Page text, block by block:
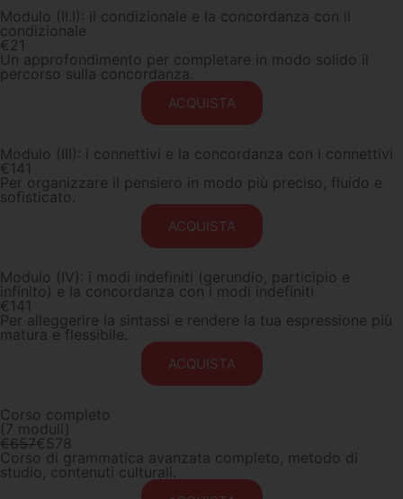
Modulo (II.I): il condizionale e la concordanza con il
condizionale
€ 21
Un approfondimento per completare in modo solido il
percorso sulla concordanza.
ACQUISTA
Modulo (III): i connettivi e la concordanza con i connettivi
€141
Per organizzare il pensiero in modo più preciso, fluido e
sofisticato.
ACQUISTA
Modulo (IV): i modi indefiniti (gerundio, participio e
infinito) e la concordanza con i modi indefiniti
€141
Per alleggerire la sintassi e rendere la tua espressione più
matura e flessibile.
ACQUISTA
Corso completo
(7 moduli)
€657€ 578
Corso di grammatica avanzata completo, metodo di
studio, contenuti culturali.